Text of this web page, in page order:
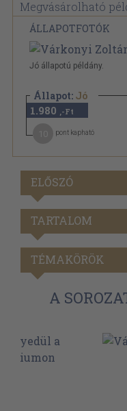
Megvásárolható
ÁLLAPOTFOTÓK
Jó állapotú példány.
Állapot: Jó
1.980 ,-Ft
pont kapható
ELŐSZÓ
TARTALOM
TÉMAKÖRÖK
A